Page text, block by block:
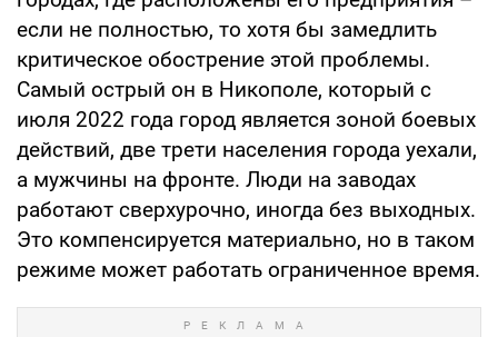
если не полностью, то хотя бы замедлить
критическое обострение этой проблемы.
Самый острый он в Никополе, который с
июля 2022 года город является зоной боевых
действий, две трети населения города уехали,
а мужчины на фронте. Люди на заводах
работают сверхурочно, иногда без выходных.
Это компенсируется материально, но в таком
режиме может работать ограниченное время.